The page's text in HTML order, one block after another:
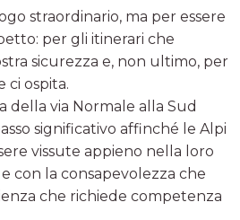
straordinario, ma per essere
per gli itinerari che
sicurezza e, non ultimo, per
ci ospita.
della via Normale alla Sud
significativo affinché le Alpi
vissute appieno nella loro
con la consapevolezza che
che richiede competenza